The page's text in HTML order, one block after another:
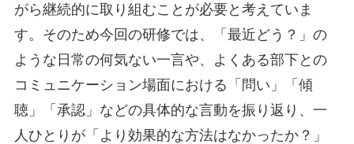
がら継続的に取り組むことが必要と考えていま
す。そのため今回の研修では、「最近どう？」の
ような日常の何気ない一言や、よくある部下との
コミュニケーション場面における「問い」「傾
聴」「承認」などの具体的な言動を振り返り、一
人ひとりが「より効果的な方法はなかったか？」